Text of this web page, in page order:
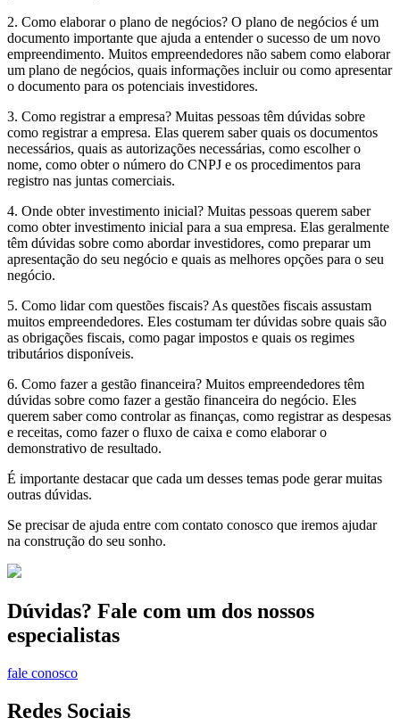
2. Como elaborar o plano de negócios? O plano de negócios é um
documento importante que ajuda a entender o sucesso de um novo
empreendimento. Muitos empreendedores não sabem como elaborar
um plano de negócios, quais informações incluir ou como apresentar
o documento para os potenciais investidores.
3. Como registrar a empresa? Muitas pessoas têm dúvidas sobre
como registrar a empresa. Elas querem saber quais os documentos
necessários, quais as autorizações necessárias, como escolher o
nome, como obter o número do CNPJ e os procedimentos para
registro nas juntas comerciais.
4. Onde obter investimento inicial? Muitas pessoas querem saber
como obter investimento inicial para a sua empresa. Elas geralmente
têm dúvidas sobre como abordar investidores, como preparar um
apresentação do seu negócio e quais as melhores opções para o seu
negócio.
5. Como lidar com questões fiscais? As questões fiscais assustam
muitos empreendedores. Eles costumam ter dúvidas sobre quais são
as obrigações fiscais, como pagar impostos e quais os regimes
tributários disponíveis.
6. Como fazer a gestão financeira? Muitos empreendedores têm
dúvidas sobre como fazer a gestão financeira do negócio. Eles
querem saber como controlar as finanças, como registrar as despesas
e receitas, como fazer o fluxo de caixa e como elaborar o
demonstrativo de resultado.
É importante destacar que cada um desses temas pode gerar muitas
outras dúvidas.
Se precisar de ajuda entre com contato conosco que iremos ajudar
na construção do seu sonho.
Dúvidas? Fale com um dos nossos
especialistas
fale conosco
Redes Sociais